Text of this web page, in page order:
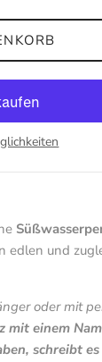
edlen und
oder mit
mit einem
schreibt